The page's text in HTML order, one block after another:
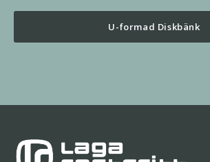
U-formad Diskbänk